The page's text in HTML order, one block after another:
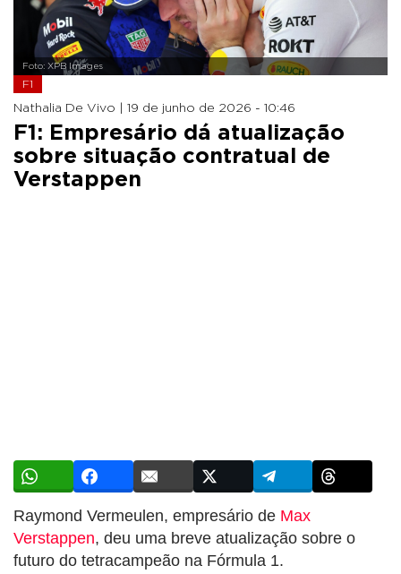
Foto: XPB Images
F1
Nathalia De Vivo | 19 de junho de 2026 - 10:46
F1: Empresário dá atualização
sobre situação contratual de
Verstappen
Raymond Vermeulen, empresário de Max
Verstappen, deu uma breve atualização sobre o
futuro do tetracampeão na Fórmula 1.